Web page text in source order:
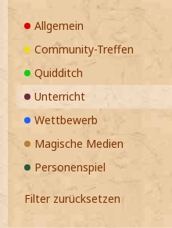
Allgemein
Community-Treffen
Quidditch
Unterricht
Wettbewerb
Magische Medien
Personenspiel
Filter zurücksetzen